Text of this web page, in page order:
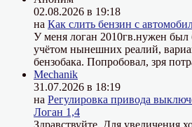
02.08.2026 в 19:18
на Как слить бензин с
У меня логан 2010гв.нужен был
учётом нынешних реалий,
бензобака. Попробовал, зря
Mechanik
31.07.2026 в 18:19
на Регулировка привода
Логан 1,4
Здравствуйте. Для увеличения